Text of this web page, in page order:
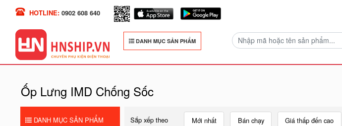
HOTLINE: 0902 608 640
DANH MỤC SẢN PHẨM
Ốp Lưng IMD Chống Sốc
DANH MỤC SẢN PHẨM Sắp xếp theo Mới nhất Bán chạy Giá thấp đến cao